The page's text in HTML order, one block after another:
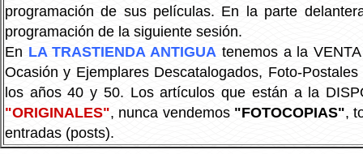
programación de sus películas. En la parte
programación de la siguiente sesión.
En LA TRASTIENDA ANTIGUA tenemos a la
Ocasión y Ejemplares Descatalogados, Foto-
los años 40 y 50. Los artículos que están a la
"ORIGINALES", nunca vendemos "FOTOCOPIAS",
entradas (posts).